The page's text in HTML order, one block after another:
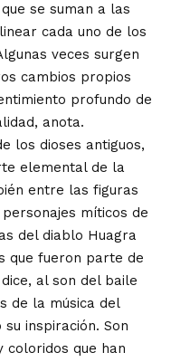
se suman a las
cada uno de los
veces surgen
cambios propios
profundo de
anota.
los dioses antiguos,
elemental de la
entre las figuras
míticos de
del diablo Huagra
que fueron parte de
al son del baile
de la música del
inspiración. Son
que han